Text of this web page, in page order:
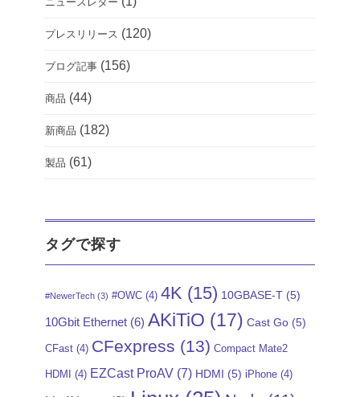
プレスリリース (120)
ブログ記事 (156)
商品 (44)
新商品 (182)
製品 (61)
タグで探す
#NewerTech (3) #OWC (4) 4K (15) 10GBASE-T (5)
10Gbit Ethernet (6) AKiTiO (17) Cast Go (5)
CFast (4) CFexpress (13) Compact Mate2
HDMI (4) EZCast ProAV (7) HDMI (5) iPhone (4)